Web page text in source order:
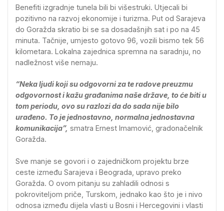
Benefiti izgradnje tunela bili bi višestruki. Utjecali bi
pozitivno na razvoj ekonomije i turizma. Put od Sarajeva
do Goražda skratio bi se sa dosadašnjih sat i po na 45
minuta. Tačnije, umjesto gotovo 96, vozili bismo tek 56
kilometara. Lokalna zajednica spremna na saradnju, no
nadležnost više nemaju.
“Neka ljudi koji su odgovorni za te radove preuzmu
odgovornost i kažu građanima naše države, to će biti u
tom periodu, ovo su razlozi da do sada nije bilo
urađeno. To je jednostavno, normalna jednostavna
komunikacija”, smatra Ernest Imamović, gradonačelnik
Goražda.
Sve manje se govori i o zajedničkom projektu brze
ceste između Sarajeva i Beograda, upravo preko
Goražda. O ovom pitanju su zahladili odnosi s
pokroviteljom priče, Turskom, jednako kao što je i nivo
odnosa između dijela vlasti u Bosni i Hercegovini i vlasti